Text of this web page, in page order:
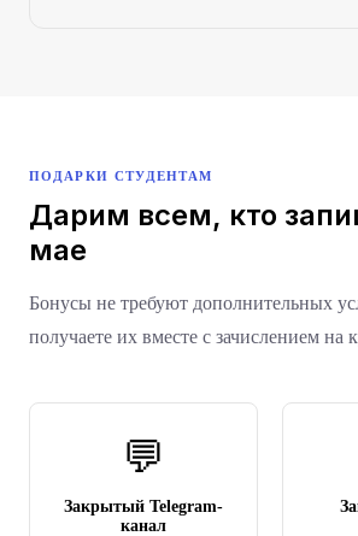
ПОДАРКИ СТУДЕНТАМ
Дарим всем, кто
мае
Бонусы не требуют дополнительных
получаете их вместе с зачислением на
💬
Закрытый Telegram-
канал